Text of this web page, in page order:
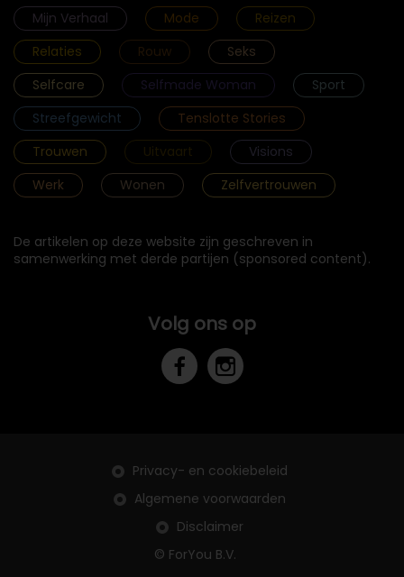
Mijn Verhaal
Mode
Reizen
Relaties
Rouw
Seks
Selfcare
Selfmade Woman
Sport
Streefgewicht
Tenslotte Stories
Trouwen
Uitvaart
Visions
Werk
Wonen Zelfvertrouwen
De artikelen op deze website zijn geschreven in
samenwerking met derde partijen (sponsored content).
Volg ons op
© ForYou B.V.
Privacy- en cookiebeleid
Algemene voorwaarden
Disclaimer